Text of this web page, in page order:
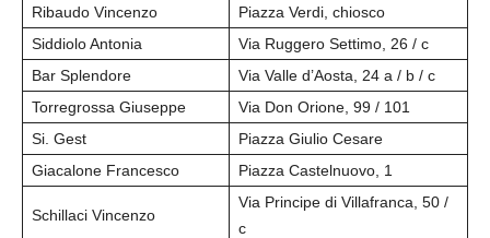
Ribaudo Vincenzo
Piazza Verdi, chiosco
Siddiolo Antonia
Via Ruggero Settimo, 26 / c
Bar Splendore
Via Valle d’Aosta, 24 a / b / c
Torregrossa Giuseppe
Via Don Orione, 99 / 101
Si. Gest
Piazza Giulio Cesare
Giacalone Francesco
Piazza Castelnuovo, 1
Schillaci Vincenzo
Via Principe di Villafranca, 50 /
c